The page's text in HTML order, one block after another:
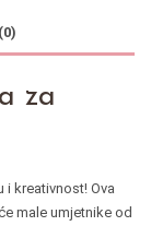
za
kreativnost! Ova
male umjetnike od